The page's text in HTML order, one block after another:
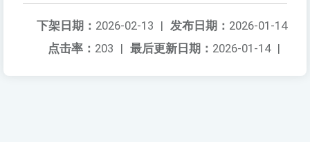
发布日期： 2026-01-14
下架日期： 2026-02-13 |
最后更新日期： 2026-01-14 |
点击率： 203 |